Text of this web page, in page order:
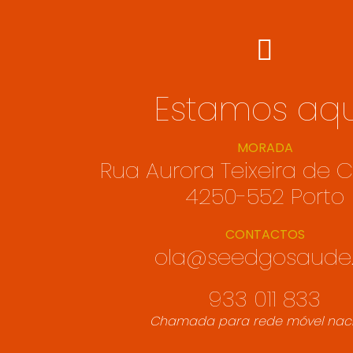
Estamos
MORADA
Rua Aurora Teixeira de
4250-552 Porto
CONTACTOS
933 011 833
Chamada para rede móvel